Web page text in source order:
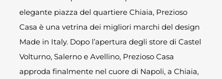
elegante piazza del quartiere Chiaia, Prezioso
Casa è una vetrina dei migliori marchi del design
Made in Italy. Dopo l’apertura degli store di Castel
Volturno, Salerno e Avellino, Prezioso Casa
approda finalmente nel cuore di Napoli, a Chiaia,